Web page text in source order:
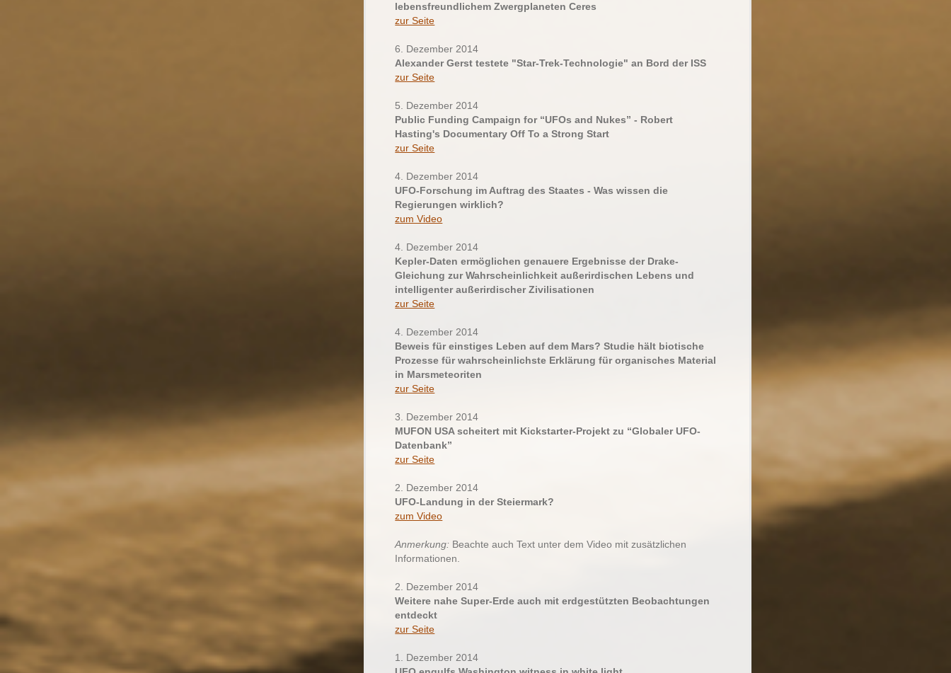
lebensfreundlichem Zwergplaneten Ceres
zur Seite
6. Dezember 2014
Alexander Gerst testete "Star-Trek-Technologie" an Bord der ISS
zur Seite
5. Dezember 2014
Public Funding Campaign for “UFOs and Nukes” - Robert
Hasting's Documentary Off To a Strong Start
zur Seite
4. Dezember 2014
UFO-Forschung im Auftrag des Staates - Was wissen die
Regierungen wirklich?
zum Video
4. Dezember 2014
Kepler-Daten ermöglichen genauere Ergebnisse der Drake-
Gleichung zur Wahrscheinlichkeit außerirdischen Lebens und
intelligenter außerirdischer Zivilisationen
zur Seite
4. Dezember 2014
Beweis für einstiges Leben auf dem Mars? Studie hält biotische
Prozesse für wahrscheinlichste Erklärung für organisches Material
in Marsmeteoriten
zur Seite
3. Dezember 2014
MUFON USA scheitert mit Kickstarter-Projekt zu “Globaler UFO-
Datenbank”
zur Seite
2. Dezember 2014
UFO-Landung in der Steiermark?
zum Video
Anmerkung: Beachte auch Text unter dem Video mit zusätzlichen
Informationen.
2. Dezember 2014
Weitere nahe Super-Erde auch mit erdgestützten Beobachtungen
entdeckt
zur Seite
1. Dezember 2014